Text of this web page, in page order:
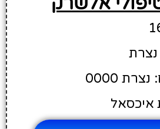
0000
איכסאל